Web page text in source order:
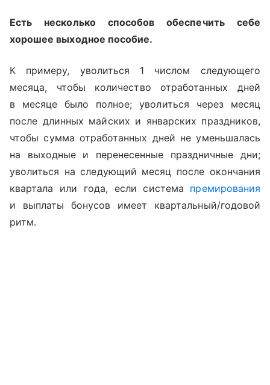
Есть несколько способов обеспечить себе
хорошее выходное пособие.
К примеру, уволиться 1 числом следующего
месяца, чтобы количество отработанных дней
в месяце было полное; уволиться через месяц
после длинных майских и январских праздников,
чтобы сумма отработанных дней не уменьшалась
на выходные и перенесенные праздничные дни;
уволиться на следующий месяц после окончания
квартала или года, если система премирования
и выплаты бонусов имеет квартальный/годовой
ритм.